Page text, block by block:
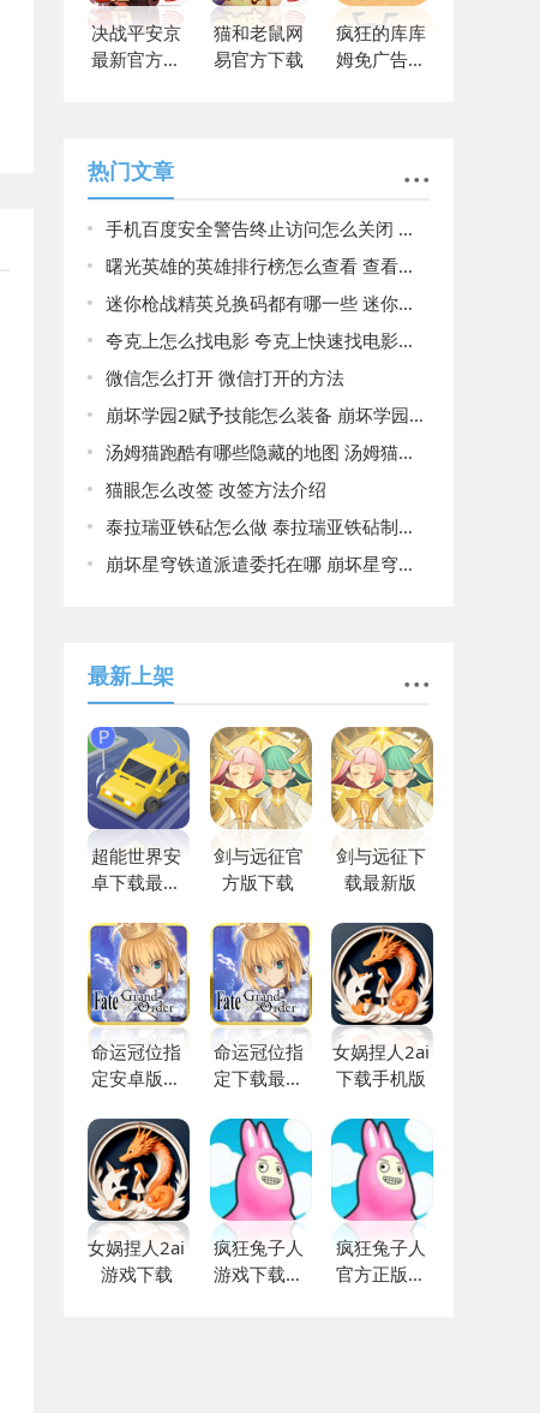
决战平安京
最新官方正
猫和老鼠网
易官方下载
疯狂的库库
姆免广告版
热门文章
手机百度安全警告终止访问怎么关闭 关闭手机百度安全警告终止访问的方法
曙光英雄的英雄排行榜怎么查看 查看英雄排行榜操作方法
迷你枪战精英兑换码都有哪一些 迷你枪战精英兑换码2023大全
夸克上怎么找电影 夸克上快速找电影的方法
微信怎么打开 微信打开的方法
崩坏学园2赋予技能怎么装备 崩坏学园2赋予技能装备的方法
汤姆猫跑酷有哪些隐藏的地图 汤姆猫跑酷所有隐藏的地图一览
猫眼怎么改签 改签方法介绍
泰拉瑞亚铁砧怎么做 泰拉瑞亚铁砧制作方法
崩坏星穹铁道派遣委托在哪 崩坏星穹铁道派遣委托所在位置
最新上架
超能世界安
卓下载最新
剑与远征官
方版下载
剑与远征下
载最新版
命运冠位指
定安卓版下
命运冠位指
定下载最新
女娲捏人2ai
下载手机版
女娲捏人2ai
游戏下载
疯狂兔子人
游戏下载免
疯狂兔子人
官方正版下